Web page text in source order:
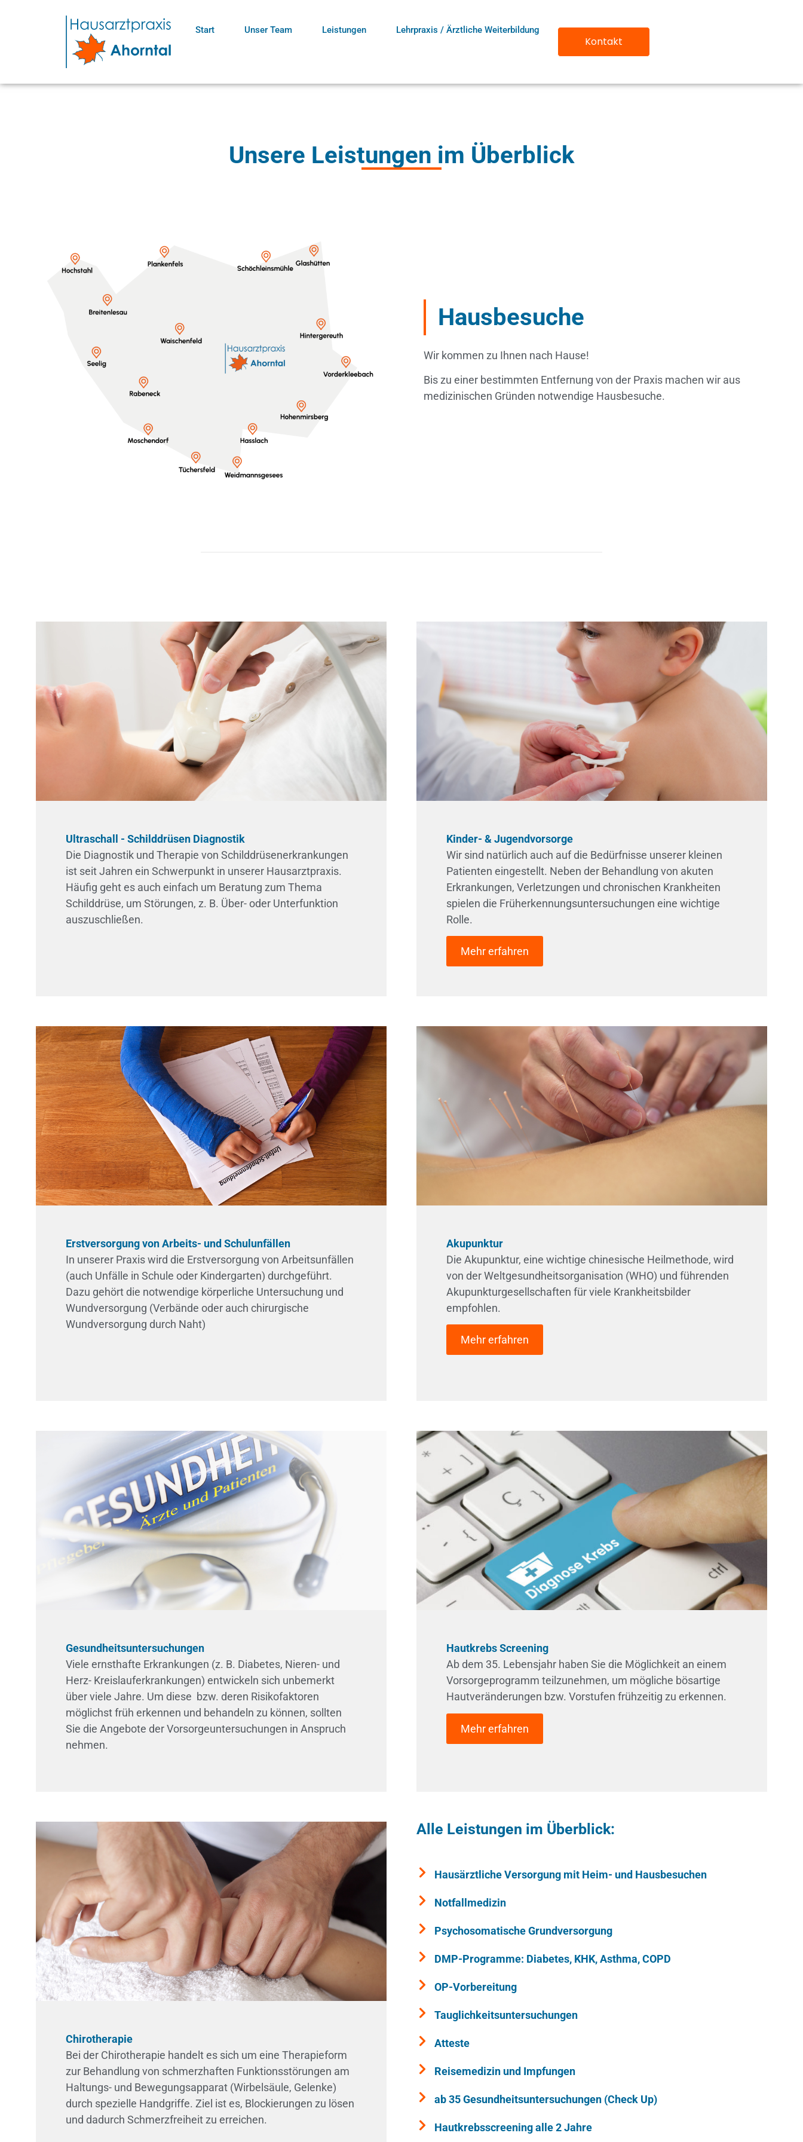
Start Unser Team Leistungen Lehrpraxis / Ärztliche Weiterbildung
Kontakt
Unsere Leistungen im Überblick
Hausbesuche
Wir kommen zu Ihnen nach Hause!
Bis zu einer bestimmten Entfernung von der Praxis machen wir aus
medizinischen Gründen notwendige Hausbesuche.
Ultraschall - Schilddrüsen Diagnostik
Die Diagnostik und Therapie von Schilddrüsenerkrankungen
ist seit Jahren ein Schwerpunkt in unserer Hausarztpraxis.
Häufig geht es auch einfach um Beratung zum Thema
Schilddrüse, um Störungen, z. B. Über- oder Unterfunktion
auszuschließen.
Kinder- & Jugendvorsorge
Wir sind natürlich auch auf die Bedürfnisse unserer kleinen
Patienten eingestellt. Neben der Behandlung von akuten
Erkrankungen, Verletzungen und chronischen Krankheiten
spielen die Früherkennungsuntersuchungen eine wichtige
Rolle.
Mehr erfahren
Erstversorgung von Arbeits- und Schulunfällen
In unserer Praxis wird die Erstversorgung von Arbeitsunfällen
(auch Unfälle in Schule oder Kindergarten) durchgeführt.
Dazu gehört die notwendige körperliche Untersuchung und
Wundversorgung (Verbände oder auch chirurgische
Wundversorgung durch Naht)
Akupunktur
Die Akupunktur, eine wichtige chinesische Heilmethode, wird
von der Weltgesundheitsorganisation (WHO) und führenden
Akupunkturgesellschaften für viele Krankheitsbilder
empfohlen.
Mehr erfahren
Gesundheitsuntersuchungen
Viele ernsthafte Erkrankungen (z. B. Diabetes, Nieren- und
Herz- Kreislauferkrankungen) entwickeln sich unbemerkt
über viele Jahre. Um diese bzw. deren Risikofaktoren
möglichst früh erkennen und behandeln zu können, sollten
Sie die Angebote der Vorsorgeuntersuchungen in Anspruch
nehmen.
Hautkrebs Screening
Ab dem 35. Lebensjahr haben Sie die Möglichkeit an einem
Vorsorgeprogramm teilzunehmen, um mögliche bösartige
Hautveränderungen bzw. Vorstufen frühzeitig zu erkennen.
Mehr erfahren
Chirotherapie
Bei der Chirotherapie handelt es sich um eine Therapieform
zur Behandlung von schmerzhaften Funktionsstörungen am
Haltungs- und Bewegungsapparat (Wirbelsäule, Gelenke)
durch spezielle Handgriffe. Ziel ist es, Blockierungen zu lösen
und dadurch Schmerzfreiheit zu erreichen.
Alle Leistungen im Überblick:
Hausärztliche Versorgung mit Heim- und Hausbesuchen
Notfallmedizin
Psychosomatische Grundversorgung
DMP-Programme: Diabetes, KHK, Asthma, COPD
OP-Vorbereitung
Tauglichkeitsuntersuchungen
Atteste
Reisemedizin und Impfungen
ab 35 Gesundheitsuntersuchungen (Check Up)
Hautkrebsscreening alle 2 Jahre